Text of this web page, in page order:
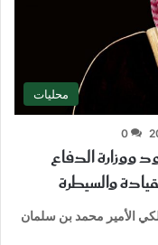
محليات
0
ووزارة الدفاع
والسيطرة
الأمير محمد بن سلمان